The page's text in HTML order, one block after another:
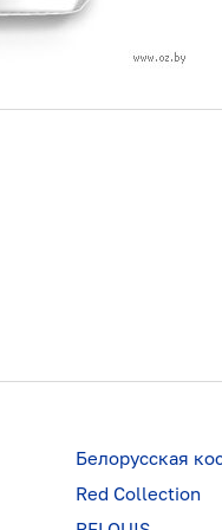
Белорусская
Red Collection